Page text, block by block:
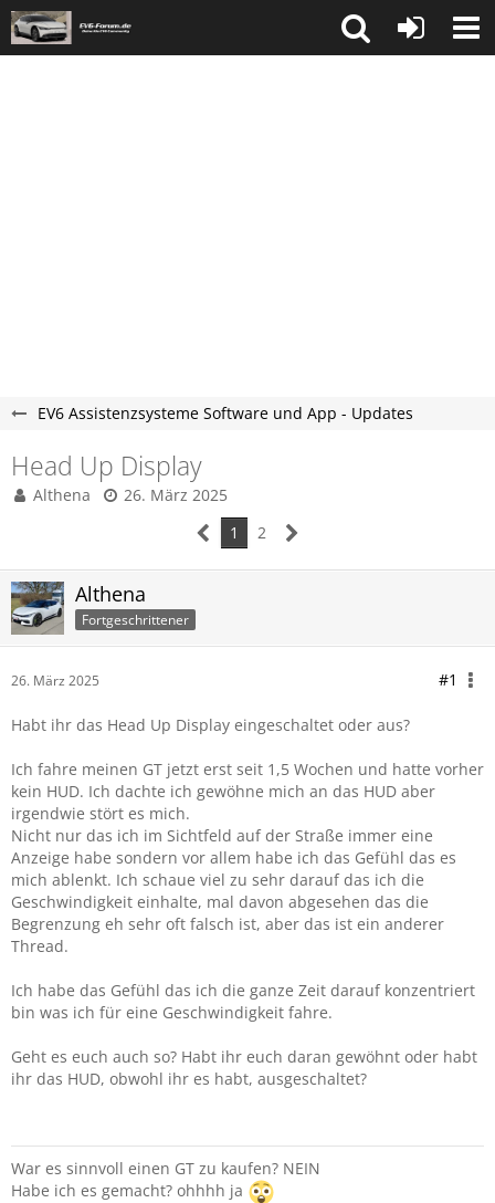
EV6 Assistenzsysteme Software und App - Updates
Head Up Display
Althena
26. März 2025
1
2
Althena
Fortgeschrittener
26. März 2025 #1
Habt ihr das Head Up Display eingeschaltet oder aus?
Ich fahre meinen GT jetzt erst seit 1,5 Wochen und hatte vorher
kein HUD. Ich dachte ich gewöhne mich an das HUD aber
irgendwie stört es mich.
Nicht nur das ich im Sichtfeld auf der Straße immer eine
Anzeige habe sondern vor allem habe ich das Gefühl das es
mich ablenkt. Ich schaue viel zu sehr darauf das ich die
Geschwindigkeit einhalte, mal davon abgesehen das die
Begrenzung eh sehr oft falsch ist, aber das ist ein anderer
Thread.
Ich habe das Gefühl das ich die ganze Zeit darauf konzentriert
bin was ich für eine Geschwindigkeit fahre.
Geht es euch auch so? Habt ihr euch daran gewöhnt oder habt
ihr das HUD, obwohl ihr es habt, ausgeschaltet?
War es sinnvoll einen GT zu kaufen? NEIN
Habe ich es gemacht? ohhhh ja